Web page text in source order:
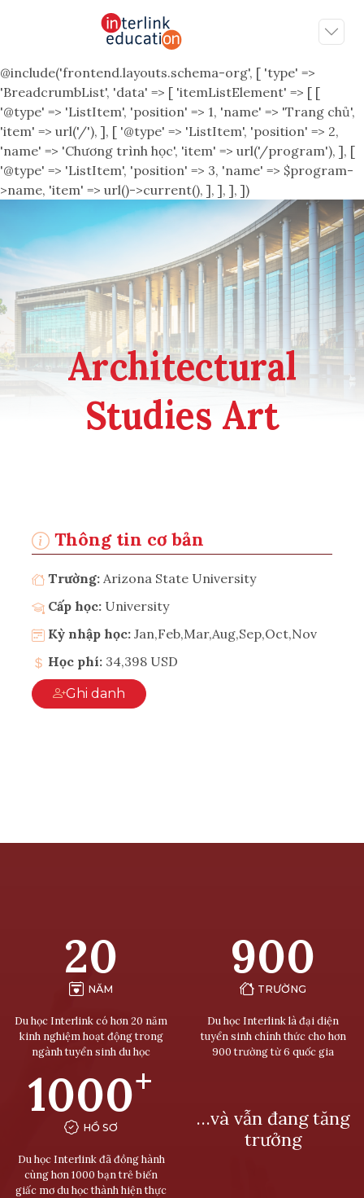
@include('frontend.layouts.schema-org', [ 'type' =>
'BreadcrumbList', 'data' => [ 'itemListElement' => [ [
'@type' => 'ListItem', 'position' => 1, 'name' => 'Trang chủ',
'item' => url('/'), ], [ '@type' => 'ListItem', 'position' => 2,
'name' => 'Chương trình học', 'item' => url('/program'), ], [
'@type' => 'ListItem', 'position' => 3, 'name' => $program-
>name, 'item' => url()->current(), ], ], ], ])
Architectural
Studies Art
Thông tin cơ bản
Trường: Arizona State University
Cấp học: University
Kỳ nhập học: Jan,Feb,Mar,Aug,Sep,Oct,Nov
Học phí: 34,398 USD
Ghi danh
20
NĂM
Du học Interlink có hơn 20 năm
kinh nghiệm hoạt động trong
ngành tuyển sinh du học
900
TRƯỜNG
Du học Interlink là đại diện
tuyển sinh chính thức cho hơn
900 trường từ 6 quốc gia
1000+
HỒ SƠ
Du học Interlink đã đồng hành
cùng hơn 1000 bạn trẻ biến
giấc mơ du học thành hiện thực
…và vẫn đang tăng
trưởng